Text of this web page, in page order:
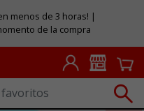
menos de 3 horas! |
de la compra